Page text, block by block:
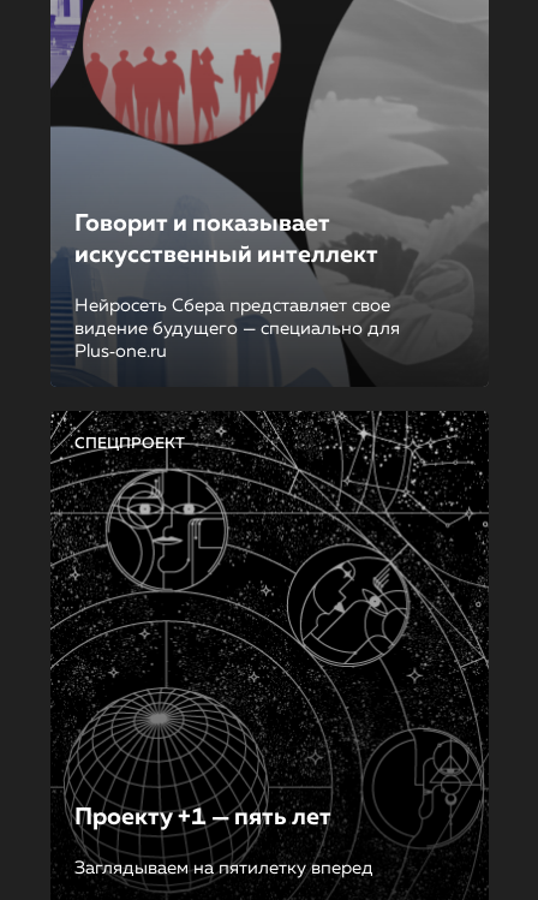
Говорит и показывает
искусственный интеллект
Нейросеть Сбера представляет свое
видение будущего — специально для
Plus‑one.ru
СПЕЦПРОЕКТ
Проекту +1 — пять лет
Заглядываем на пятилетку вперед